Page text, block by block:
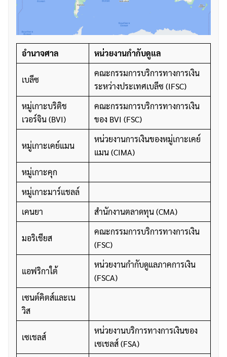
อำนาจศาล หน่วยงานกำกับดูแล
เบลีซ
คณะกรรมการบริการทางการเงิน
ระหว่างประเทศเบลีซ (IFSC)
หมู่เกาะบริติช
เวอร์จิน (BVI)
คณะกรรมการบริการทางการเงิน
ของ BVI (FSC)
หมู่เกาะเคย์แมน
หน่วยงานการเงินของหมู่เกาะเคย์
แมน (CIMA)
หมู่เกาะคุก
หมู่เกาะมาร์แชลล์
เคนยา
สำนักงานตลาดทุน (CMA)
มอริเชียส
คณะกรรมการบริการทางการเงิน
(FSC)
แอฟริกาใต้
หน่วยงานกำกับดูแลภาคการเงิน
(FSCA)
เซนต์คิตส์และเน
วิส
เซเชลส์
หน่วยงานบริการทางการเงินของ
เซเชลส์ (FSA)